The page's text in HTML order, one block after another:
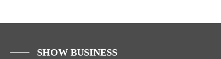
SHOW BUSINESS